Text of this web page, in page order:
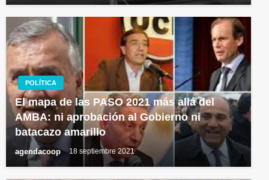
POLÍTICA
El mapa de las PASO 2021 más allá del
AMBA: ni aprobación al Gobierno ni
batacazo amarillo
agendacoop 18 septiembre 2021